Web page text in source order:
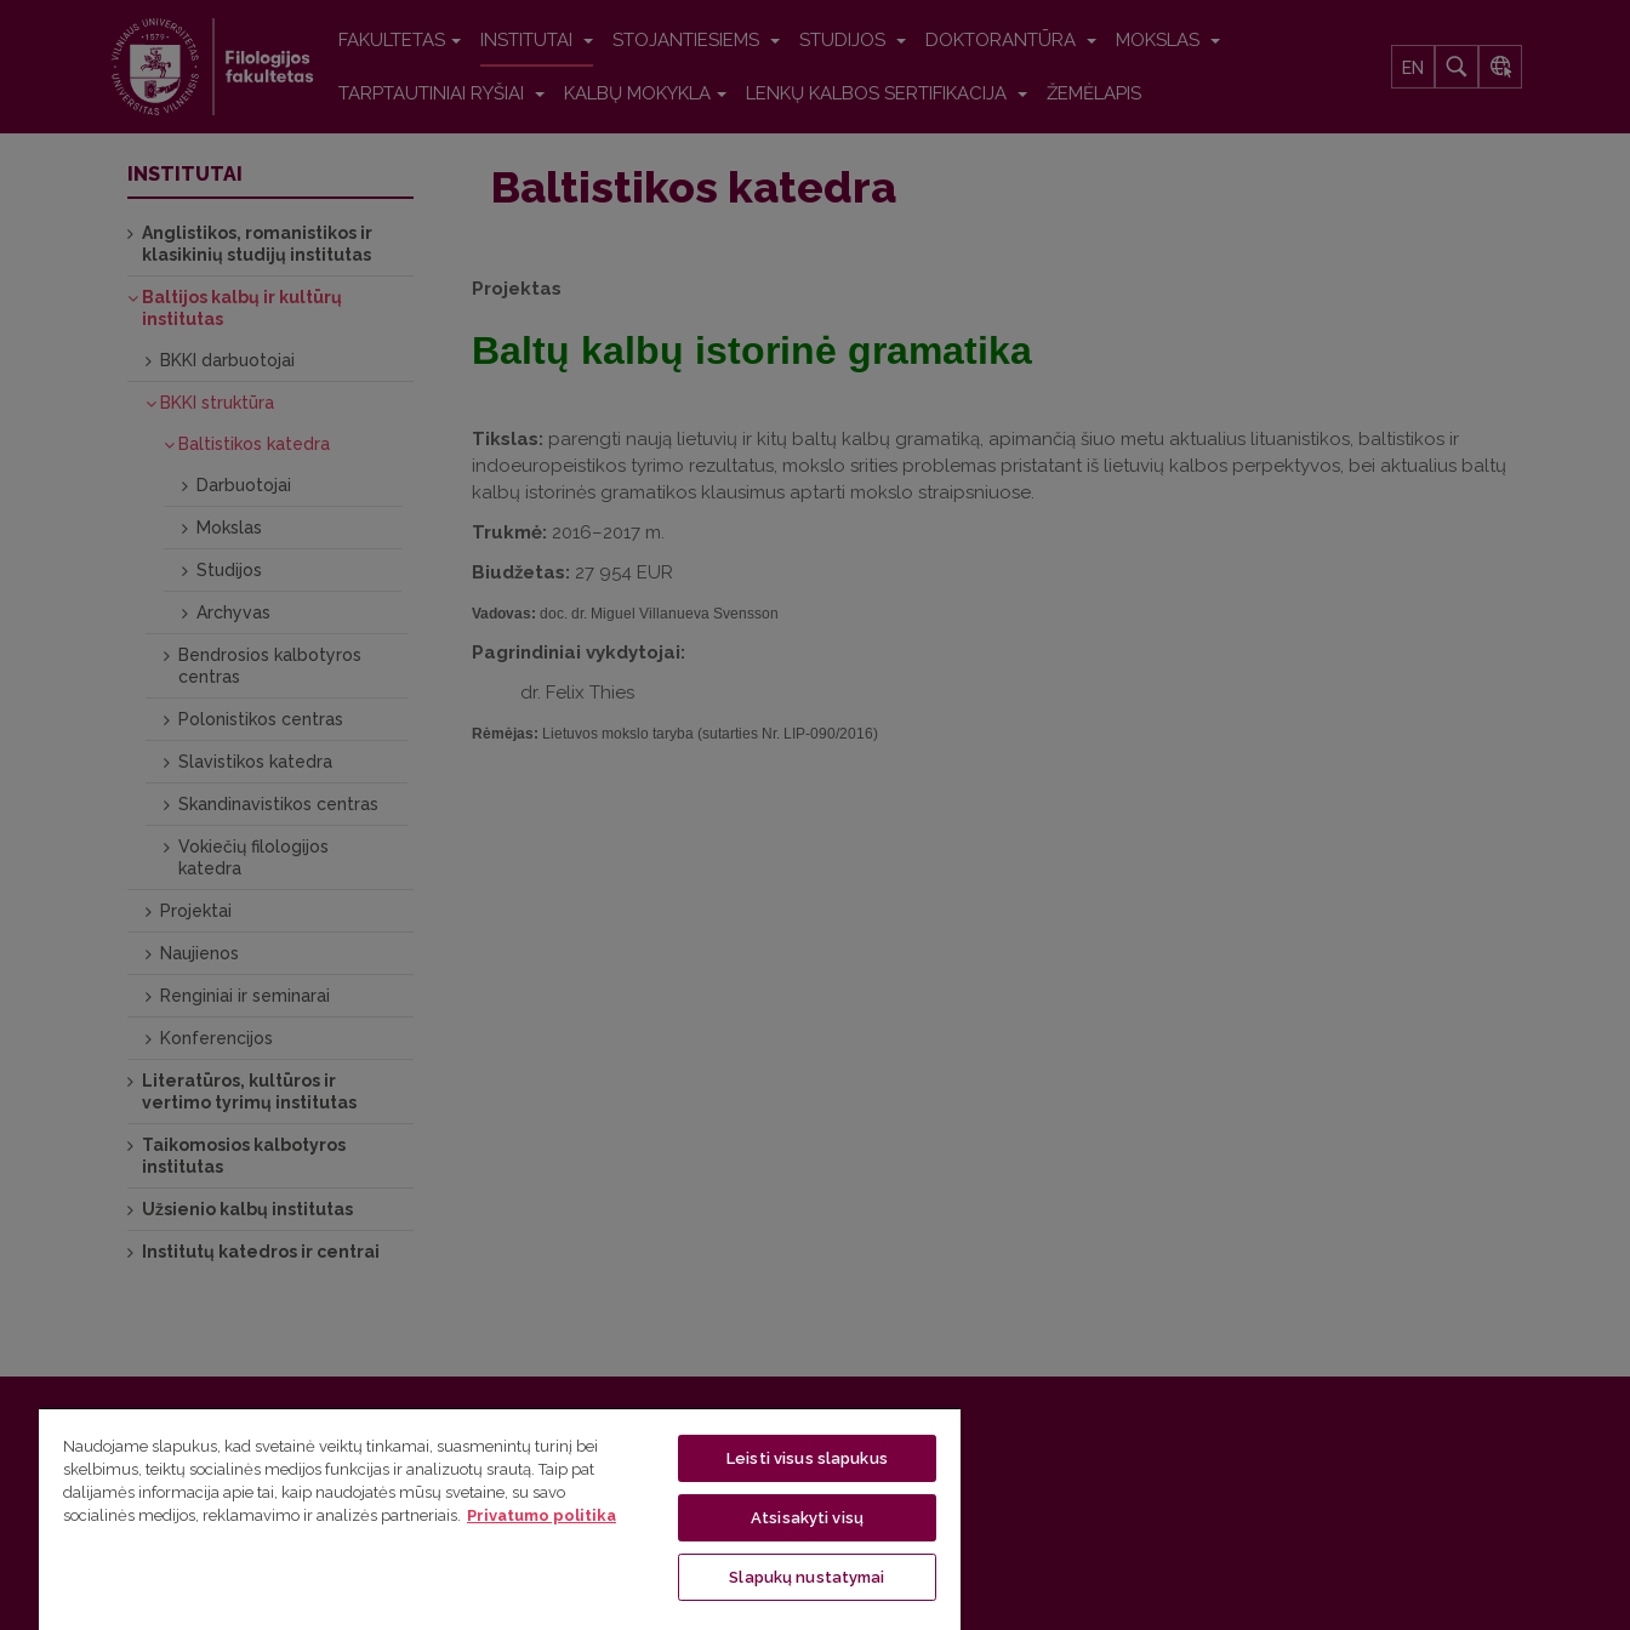
FAKULTETAS INSTITUTAI STOJANTIESIEMS STUDIJOS DOKTORANTŪRA MOKSLAS
TARPTAUTINIAI RYŠIAI KALBŲ MOKYKLA LENKŲ KALBOS SERTIFIKACIJA ŽEMĖLAPIS
EN
Baltistikos katedra
Projektas
Baltų kalbų istorinė gramatika
Tikslas: parengti naują lietuvių ir kitų baltų kalbų gramatiką, apimančią šiuo metu aktualius lituanistikos, baltistikos ir
indoeuropeistikos tyrimo rezultatus, mokslo srities problemas pristatant iš lietuvių kalbos perpektyvos, bei aktualius baltų
kalbų istorinės gramatikos klausimus aptarti mokslo straipsniuose.
Trukmė: 2016–2017 m.
Biudžetas: 27 954 EUR
Vadovas: doc. dr. Miguel Villanueva Svensson
Pagrindiniai vykdytojai:
dr. Felix Thies
Rėmėjas: Lietuvos mokslo taryba (sutarties Nr. LIP-090/2016)
INSTITUTAI
Anglistikos, romanistikos ir
klasikinių studijų institutas
Baltijos kalbų ir kultūrų
institutas
BKKI darbuotojai
BKKI struktūra
Baltistikos katedra
Darbuotojai
Mokslas
Studijos
Archyvas
Bendrosios kalbotyros
centras
Polonistikos centras
Slavistikos katedra
Skandinavistikos centras
Vokiečių filologijos
katedra
Projektai
Naujienos
Renginiai ir seminarai
Konferencijos
Literatūros, kultūros ir
vertimo tyrimų institutas
Taikomosios kalbotyros
institutas
Užsienio kalbų institutas
Institutų katedros ir centrai
Vilniaus universitetas Filologijos fakultetas | Universiteto g. 5, LT-01131 Vilnius
Studijų skyriaus(studijų ir tvarkaraščio klausimai) tel. (0 5) 268 7208 | El. paštasstudijos@flf.vu.lt
Administracijos(personalo, auditorijų ir komunikacijos klausimai) tel. (0 5) 268 7207 | El. paštasflf@flf.vu.lt
https://www.flf.vu.lt/lsk| El. paštasandrius.apinis@flf.vu.lt
Naudojame slapukus, kad svetainė veiktų tinkamai, suasmenintų turinį bei
skelbimus, teiktų socialinės medijos funkcijas ir analizuotų srautą. Taip pat
dalijamės informacija apie tai, kaip naudojatės mūsų svetaine, su savo
socialinės medijos, reklamavimo ir analizės partneriais. Privatumo politika
Leisti visus slapukus
Atsisakyti visų
Slapukų nustatymai